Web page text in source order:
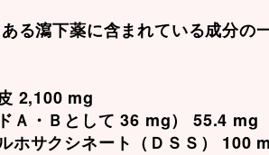
る瀉下薬に含まれている成分の
2,100 mg
Ａ・Ｂとして 36 mg） 55.4 mg
ホサクシネート（ＤＳＳ） 100